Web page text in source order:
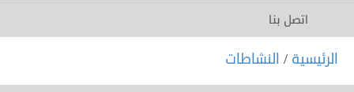
اتصل بنا
الرئيسية / النشاطات